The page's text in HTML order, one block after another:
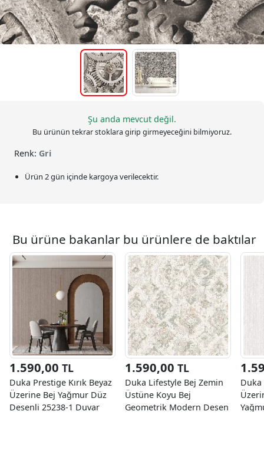
Şu anda mevcut değil.
Bu ürünün tekrar stoklara girip girmeyeceğini bilmiyoruz.
Renk: Gri
Ürün 2 gün içinde kargoya verilecektir.
Bu ürüne bakanlar bu ürünlere de baktılar
1.590,00 TL
Duka Prestige Kırık Beyaz
Üzerine Bej Yağmur Düz
Desenli 25238-1 Duvar
1.590,00 TL
Duka Lifestyle Bej Zemin
Üstüne Koyu Bej
Geometrik Modern Desen
Duka